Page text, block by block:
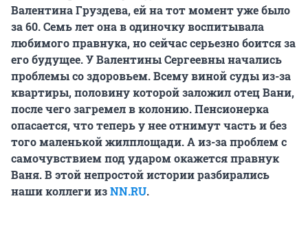
Валентина Груздева, ей на тот момент уже было
за 60. Семь лет она в одиночку воспитывала
любимого правнука, но сейчас серьезно боится за
его будущее. У Валентины Сергеевны начались
проблемы со здоровьем. Всему виной суды из-за
квартиры, половину которой заложил отец Вани,
после чего загремел в колонию. Пенсионерка
опасается, что теперь у нее отнимут часть и без
того маленькой жилплощади. А из-за проблем с
самочувствием под ударом окажется правнук
Ваня. В этой непростой истории разбирались
наши коллеги изNN.RU.